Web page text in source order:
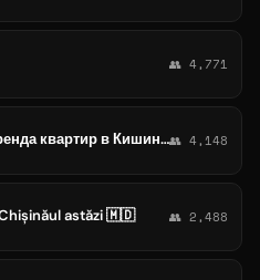
👥 4,771
АРЕНДА КИШИНЕВ | Аренда квартир в Кишинёве | Риелтор Кишинев👥 4,148
astăzi 🇲🇩 👥 2,488